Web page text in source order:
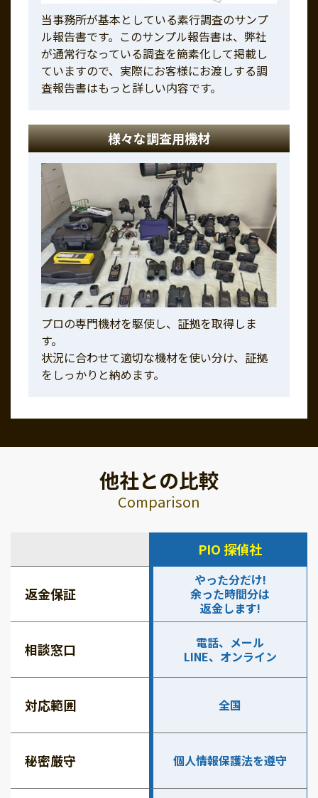
当事務所が基本としている素行調査のサンプ
ル報告書です。このサンプル報告書は、弊社
が通常行なっている調査を簡素化して掲載し
ていますので、実際にお客様にお渡しする調
査報告書はもっと詳しい内容です。
様々な調査用機材
プロの専門機材を駆使し、証拠を取得しま
す。
状況に合わせて適切な機材を使い分け、証拠
をしっかりと納めます。
他社との比較
Comparison
PIO 探偵社
返金保証
やった分だけ!
余った時間分は
返金します!
相談窓口
電話、メール
LINE、オンライン
対応範囲 全国
秘密厳守 個人情報保護法を遵守